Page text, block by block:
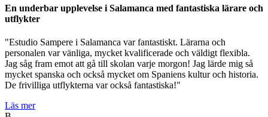
En underbar upplevelse i Salamanca med fantastiska lärare och
utflykter
"Estudio Sampere i Salamanca var fantastiskt. Lärarna och
personalen var vänliga, mycket kvalificerade och väldigt flexibla.
Jag såg fram emot att gå till skolan varje morgon! Jag lärde mig så
mycket spanska och också mycket om Spaniens kultur och historia.
De frivilliga utflykterna var också fantastiska!"
Läs mer